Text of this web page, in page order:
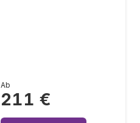
Ab
211 €